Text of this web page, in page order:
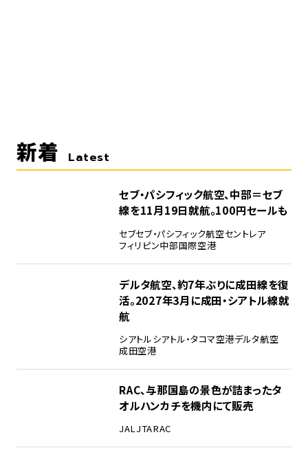
新着 Latest
セブ・パシフィック航空、中部＝セブ
線を11月19日就航。100円セールも
セブセブ・パシフィック航空セントレア
フィリピン中部国際空港
デルタ航空、約7年ぶりに成田線を復
活。2027年3月に成田・シアトル線就
航
シアトルシアトル・タコマ空港デルタ航空
成田空港
RAC、与那国島の景色が詰まったタ
オルハンカチを機内にて販売
JALJTARAC